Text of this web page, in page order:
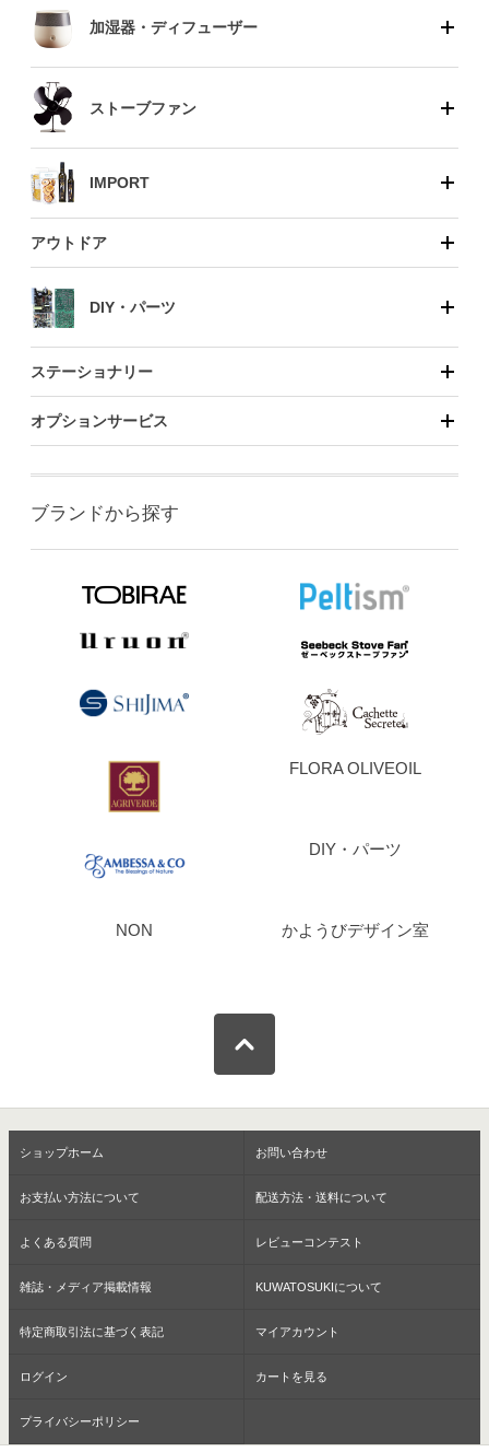
加湿器・ディフューザー
ストーブファン
IMPORT
アウトドア
DIY・パーツ
ステーショナリー
オプションサービス
ブランドから探す
FLORA OLIVEOIL
DIY・パーツ
NON かようびデザイン室
ショップホーム お問い合わせ
お支払い方法について 配送方法・送料について
よくある質問 レビューコンテスト
雑誌・メディア掲載情報 KUWATOSUKIについて
特定商取引法に基づく表記 マイアカウント
ログイン カートを見る
プライバシーポリシー